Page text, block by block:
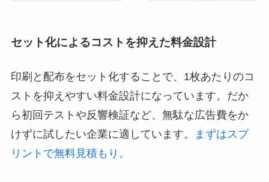
セット化によるコストを抑えた料金設計
印刷と配布をセット化することで、1枚あたりのコ
ストを抑えやすい料金設計になっています。だか
ら初回テストや反響検証など、無駄な広告費をか
けずに試したい企業に適しています。
まずはスプ
リントで無料見積もり。